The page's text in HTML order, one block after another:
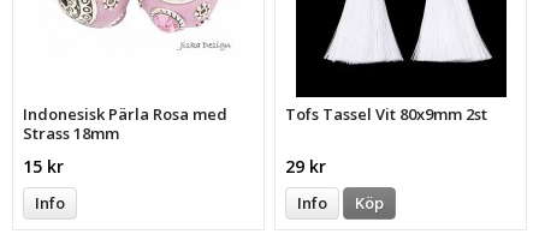
Indonesisk Pärla Rosa med
Strass 18mm
15 kr
Info
Tofs Tassel Vit 80x9mm 2st
29 kr
Info Köp